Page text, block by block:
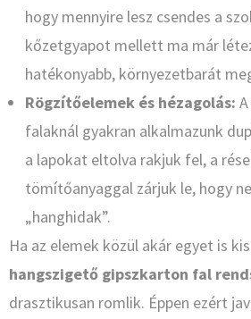
hogy mennyire lesz csendes a
kőzetgyapot mellett ma már
hatékonyabb, környezetbarát
Rögzítőelemek és hézagolás:
falaknál gyakran alkalmazunk
a lapokat eltolva rakjuk fel, a
tömítőanyaggal zárjuk le, hogy
„hanghidak”.
Ha az elemek közül akár egyet is
hangszigető gipszkarton fal
drasztikusan romlik. Éppen ezért